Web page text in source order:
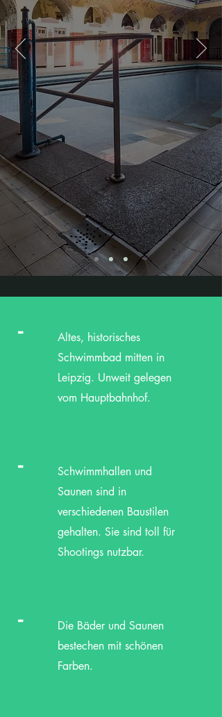
-
Altes, historisches
Schwimmbad mitten in
Leipzig. Unweit gelegen
vom Hauptbahnhof.
-
Schwimmhallen und
Saunen sind in
verschiedenen Baustilen
gehalten. Sie sind toll für
Shootings nutzbar.
-
Die Bäder und Saunen
bestechen mit schönen
Farben.